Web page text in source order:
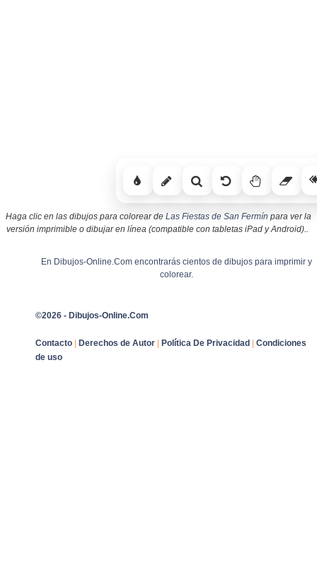
Haga clic en las dibujos para colorear de Las Fiestas de San Fermín para ver la
versión imprimible o dibujar en línea (compatible con tabletas iPad y Android)..
En Dibujos-Online.Com encontrarás cientos de dibujos para imprimir y
colorear.
©2026 - Dibujos-Online.Com
Contacto | Derechos de Autor | Política De Privacidad | Condiciones
de uso